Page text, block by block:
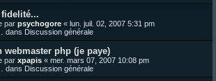
par psychogore « lun. juil. 02, 2007 5:31 pm
dans Discussion générale
webmaster php (je paye)
par xpapis « mer. mars 07, 2007 10:08 pm
dans Discussion générale